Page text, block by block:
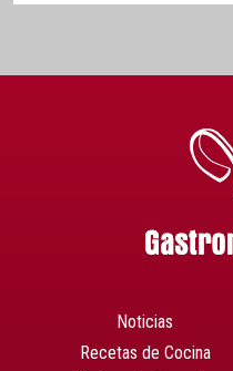
Noticias
Recetas de Cocina